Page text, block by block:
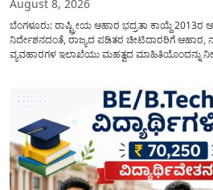
August 8, 2026
ಬೆಂಗಳೂರು: ರಾಷ್ಟ್ರೀಯ ಆಹಾರ ಭದ್ರತಾ ಕಾಯ್ದೆ 2013ರ
ನಿರ್ದೇಶನದಂತೆ, ರಾಜ್ಯದ ಪಡಿತರ ಚೀಟಿದಾರರಿಗೆ ಆಹಾರ,
ವ್ಯವಹಾರಗಳ ಇಲಾಖೆಯು ಮಹತ್ವದ ಮಾಹಿತಿಯೊಂದನ್ನು